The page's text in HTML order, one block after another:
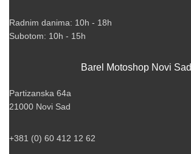
Radnim danima: 10h - 18h
Subotom: 10h - 15h
Barel Motoshop Novi Sad
Partizanska 64a
21000 Novi Sad
+381 (0) 60 412 12 62